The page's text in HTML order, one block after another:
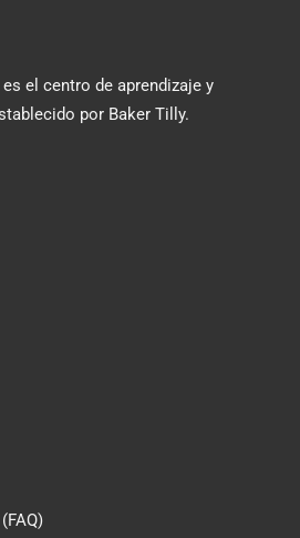
el centro de aprendizaje y
por Baker Tilly.